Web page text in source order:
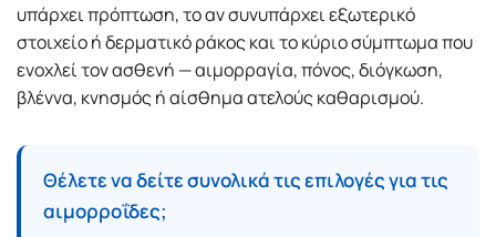
υπάρχει πρόπτωση, το αν συνυπάρχει εξωτερικό
στοιχείο ή δερματικό ράκος και το κύριο σύμπτωμα που
ενοχλεί τον ασθενή — αιμορραγία, πόνος, διόγκωση,
βλέννα, κνησμός ή αίσθημα ατελούς καθαρισμού.
Θέλετε να δείτε συνολικά τις επιλογές για τις
αιμορροΐδες;